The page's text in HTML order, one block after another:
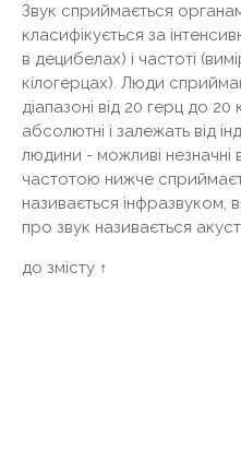
Звук сприймається
класифікується за
в децибелах) і частоті
кілогерцах). Люди
діапазоні від 20 герц до 20
абсолютні і залежать від
людини - можливі незначні
частотою нижче
називається інфразвуком,
про звук називається
до змісту ↑